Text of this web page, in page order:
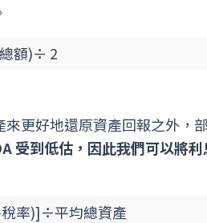
額)÷ 2
更好地還原資產回報之外，
受到低估，因此我們可以將
稅率)]÷平均總資產